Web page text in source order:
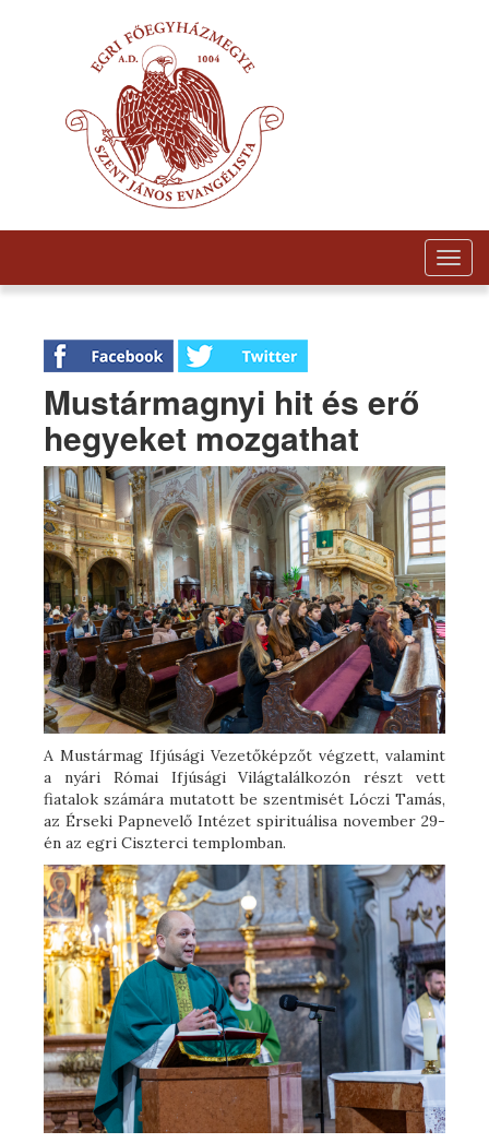
Mustármagnyi hit és erő
hegyeket mozgathat
A Mustármag Ifjúsági Vezetőképzőt végzett, valamint
a nyári Római Ifjúsági Világtalálkozón részt vett
fiatalok számára mutatott be szentmisét Lóczi Tamás,
az Érseki Papnevelő Intézet spirituálisa november 29-
én az egri Ciszterci templomban.